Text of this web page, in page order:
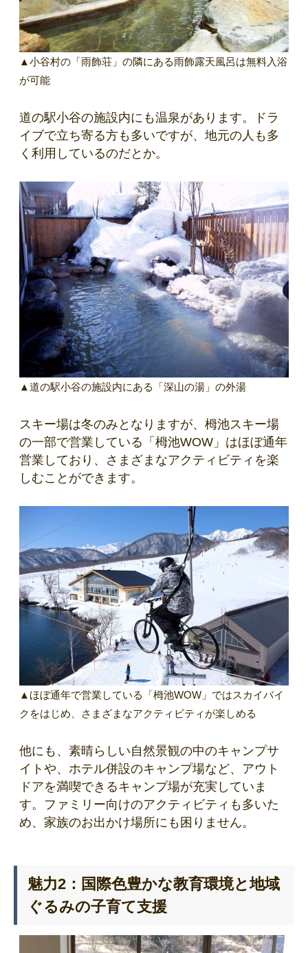
▲小谷村の「雨飾荘」の隣にある雨飾露天風呂は無料入浴
が可能
道の駅小谷の施設内にも温泉があります。ドラ
イブで立ち寄る方も多いですが、地元の人も多
く利用しているのだとか。
▲道の駅小谷の施設内にある「深山の湯」の外湯
スキー場は冬のみとなりますが、栂池スキー場
の一部で営業している「栂池WOW」はほぼ通年
営業しており、さまざまなアクティビティを楽
しむことができます。
▲ほぼ通年で営業している「栂池WOW」ではスカイバイ
クをはじめ、さまざまなアクティビティが楽しめる
他にも、素晴らしい自然景観の中のキャンプサ
イトや、ホテル併設のキャンプ場など、アウト
ドアを満喫できるキャンプ場が充実していま
す。ファミリー向けのアクティビティも多いた
め、家族のお出かけ場所にも困りません。
魅力2：国際色豊かな教育環境と地域
ぐるみの子育て支援